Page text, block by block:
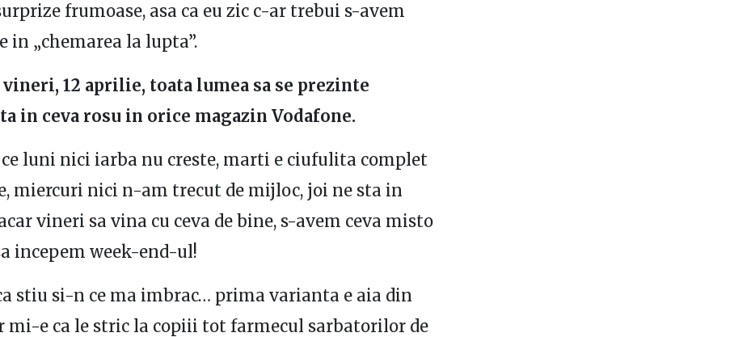
frumoase, asa ca eu zic c-ar trebui s-avem
in „chemarea la lupta”.
vineri, 12 aprilie, toata lumea sa se prezinte
in ceva rosu in orice magazin Vodafone.
ce luni nici iarba nu creste, marti e ciufulita complet
miercuri nici n-am trecut de mijloc, joi ne sta in
vineri sa vina cu ceva de bine, s-avem ceva misto
incepem week-end-ul!
stiu si-n ce ma imbrac… prima varianta e aia din
mi-e ca le stric la copiii tot farmecul sarbatorilor de